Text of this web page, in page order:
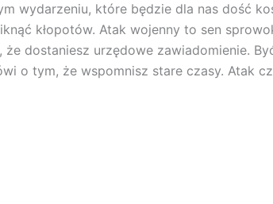
wydarzeniu, które będzie dla nas dość
kłopotów. Atak wojenny to sen
dostaniesz urzędowe zawiadomienie.
o tym, że wspomnisz stare czasy. Atak